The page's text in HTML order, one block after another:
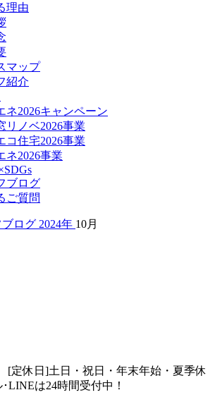
理由
マップ
紹介
ネ2026キャンペーン
リノベ2026事業
コ住宅2026事業
ネ2026事業
ブログ
ご質問
ブログ 2024年 10月
[定休日]土日・祝日・年末年始・夏季休
は24時間受付中！